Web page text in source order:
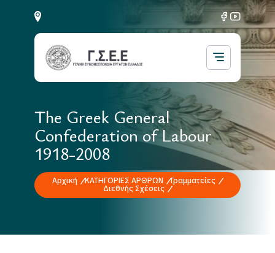
The Greek General
Confederation of Labour
1918-2008
Αρχική ΚΑΤΗΓΟΡΙΕΣ ΑΡΘΡΩΝ
Γραμματείες
Διεθνής Σχέσεις